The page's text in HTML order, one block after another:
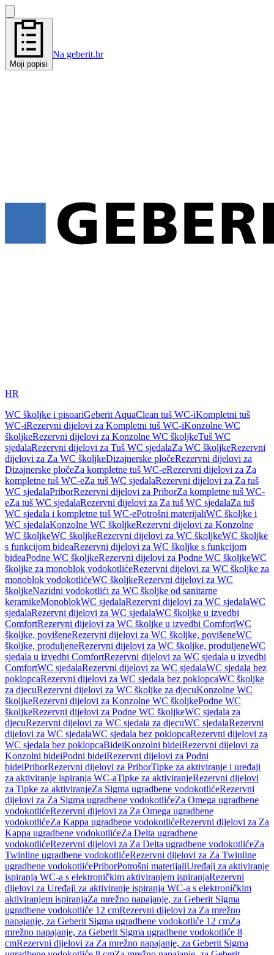
Moji popisi
Na geberit.hr
HR
WC školjke i pisoariGeberit AquaClean tuš WC-iKompletni tuš
WC-iRezervni dijelovi za Kompletni tuš WC-iKonzolne WC
školjkeRezervni dijelovi za Konzolne WC školjkeTuš WC
sjedalaRezervni dijelovi za Tuš WC sjedalaZa WC školjkeRezervni
dijelovi za Za WC školjkeDizajnerske pločeRezervni dijelovi za
Dizajnerske pločeZa kompletne tuš WC-eRezervni dijelovi za Za
kompletne tuš WC-eZa tuš WC sjedalaRezervni dijelovi za Za tuš
WC sjedalaPriborRezervni dijelovi za PriborZa kompletne tuš WC-
eZa tuš WC sjedalaRezervni dijelovi za Za tuš WC sjedalaZa tuš
WC sjedala i kompletne tuš WC-ePotrošni materijaliWC školjke i
WC sjedalaKonzolne WC školjkeRezervni dijelovi za Konzolne
WC školjkeWC školjkeRezervni dijelovi za WC školjkeWC školjke
s funkcijom bideaRezervni dijelovi za WC školjke s funkcijom
bideaPodne WC školjkeRezervni dijelovi za Podne WC školjkeWC
školjke za monoblok vodokotlićeRezervni dijelovi za WC školjke za
monoblok vodokotlićeWC školjkeRezervni dijelovi za WC
školjkeNazidni vodokotlići za WC školjke od sanitarne
keramikeMonoblokWC sjedalaRezervni dijelovi za WC sjedalaWC
sjedalaRezervni dijelovi za WC sjedalaWC školjke u izvedbi
ComfortRezervni dijelovi za WC školjke u izvedbi ComfortWC
školjke, povišeneRezervni dijelovi za WC školjke, povišeneWC
školjke, produljeneRezervni dijelovi za WC školjke, produljeneWC
sjedala u izvedbi ComfortRezervni dijelovi za WC sjedala u izvedbi
ComfortWC sjedalaRezervni dijelovi za WC sjedalaWC sjedala bez
poklopcaRezervni dijelovi za WC sjedala bez poklopcaWC školjke
za djecuRezervni dijelovi za WC školjke za djecuKonzolne WC
školjkeRezervni dijelovi za Konzolne WC školjkePodne WC
školjkeRezervni dijelovi za Podne WC školjkeWC sjedala za
djecuRezervni dijelovi za WC sjedala za djecuWC sjedalaRezervni
dijelovi za WC sjedalaWC sjedala bez poklopcaRezervni dijelovi za
WC sjedala bez poklopcaBideiKonzolni bideiRezervni dijelovi za
Konzolni bideiPodni bideiRezervni dijelovi za Podni
bideiPriborRezervni dijelovi za PriborTipke za aktiviranje i uređaji
za aktiviranje ispiranja WC-aTipke za aktiviranjeRezervni dijelovi
za Tipke za aktiviranjeZa Sigma ugradbene vodokotlićeRezervni
dijelovi za Za Sigma ugradbene vodokotlićeZa Omega ugradbene
vodokotlićeRezervni dijelovi za Za Omega ugradbene
vodokotlićeZa Kappa ugradbene vodokotlićeRezervni dijelovi za Za
Kappa ugradbene vodokotlićeZa Delta ugradbene
vodokotlićeRezervni dijelovi za Za Delta ugradbene vodokotlićeZa
Twinline ugradbene vodokotlićeRezervni dijelovi za Za Twinline
ugradbene vodokotlićePriborPotrošni materijaliUređaji za aktiviranje
ispiranja WC-a s elektroničkim aktiviranjem ispiranjaRezervni
dijelovi za Uređaji za aktiviranje ispiranja WC-a s elektroničkim
aktiviranjem ispiranjaZa mrežno napajanje, za Geberit Sigma
ugradbene vodokotliće 12 cmRezervni dijelovi za Za mrežno
napajanje, za Geberit Sigma ugradbene vodokotliće 12 cmZa
mrežno napajanje, za Geberit Sigma ugradbene vodokotliće 8
cmRezervni dijelovi za Za mrežno napajanje, za Geberit Sigma